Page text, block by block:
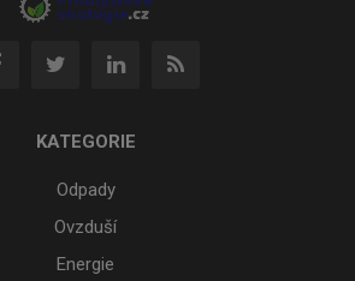
KATEGORIE
Odpady
Ovzduší
Energie